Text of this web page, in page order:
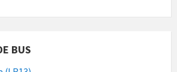
BUS